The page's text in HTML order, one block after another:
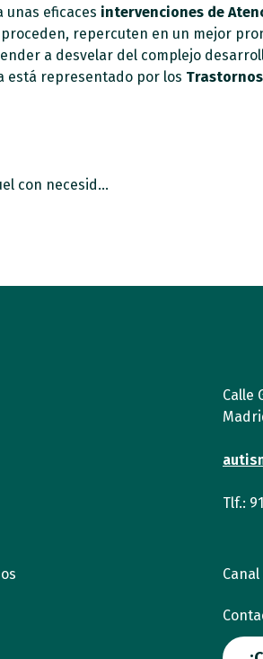
eficaces intervenciones de
repercuten en un mejor
a desvelar del complejo
está representado por los
El alumnado con autismo es el más prevalente entre aquel con necesidades específicas de apoyo educativo asociado a discapacidad
Calle
Tlf.: